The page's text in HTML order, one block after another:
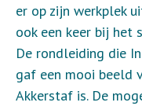
er op zijn werkplek
ook een keer bij het
De rondleiding die
gaf een mooi beeld
Akkerstaf is. De